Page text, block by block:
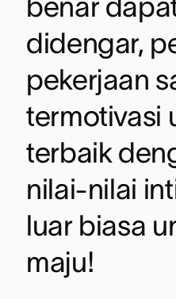
benar
didengar,
pekerjaan
termotivasi
terbaik
nilai-nilai
luar biasa
maju!